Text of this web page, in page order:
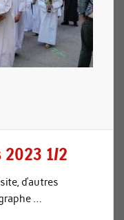
2023 1/2
d’autres
…